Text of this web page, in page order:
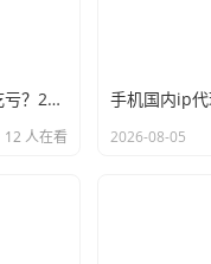
代理ip如何购买不吃亏？2026年的避坑心得奉上
12 人在看 2026-08-05